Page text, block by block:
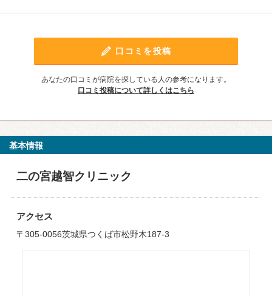
口コミを投稿
あなたの口コミが病院を探している人の参考になります。
口コミ投稿について詳しくはこちら
基本情報
二の宮越智クリニック
アクセス
〒305-0056茨城県つくば市松野木187-3